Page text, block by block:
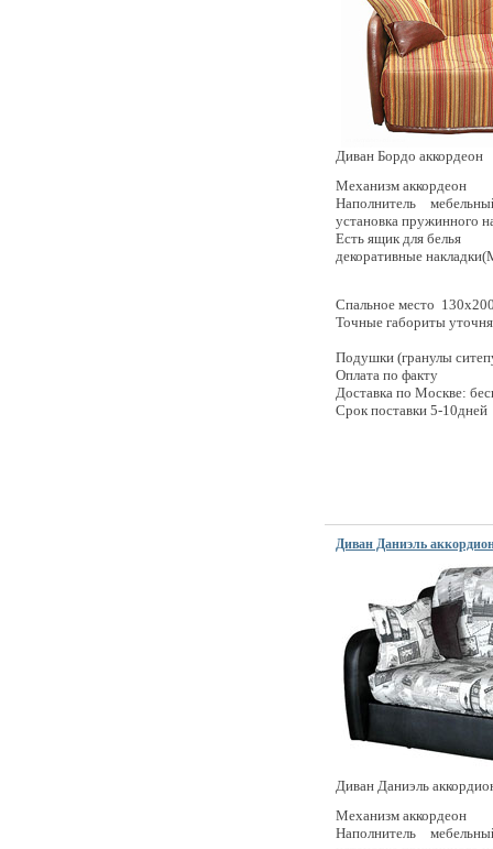
Диван Бордо аккордеон
Механизм аккордеон
Наполнитель
установка пружинного
Есть ящик для белья
декоративные
Спальное место
Точные габориты
Подушки (гранулы
Оплата по факту
Доставка по Москве:
Срок поставки 5-10дней
Диван Даниэль
Диван Даниэль
Механизм аккордеон
Наполнитель